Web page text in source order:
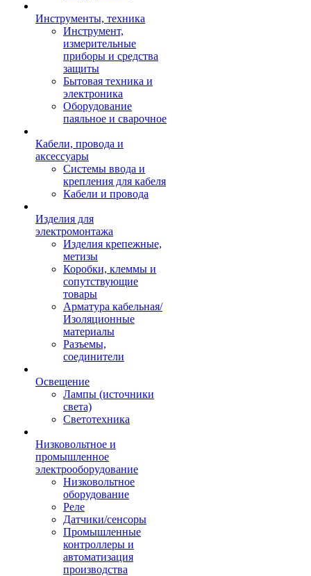
Инструменты, техника
Инструмент,
измерительные
приборы и средства
защиты
Бытовая техника и
электроника
Оборудование
паяльное и сварочное
Кабели, провода и
аксессуары
Системы ввода и
крепления для кабеля
Кабели и провода
Изделия для
электромонтажа
Изделия крепежные,
метизы
Коробки, клеммы и
сопутствующие
товары
Арматура кабельная/
Изоляционные
материалы
Разъемы,
соединители
Освещение
Лампы (источники
света)
Светотехника
Низковольтное и
промышленное
электрооборудование
Низковольтное
оборудование
Реле
Датчики/сенсоры
Промышленные
контроллеры и
автоматизация
производства